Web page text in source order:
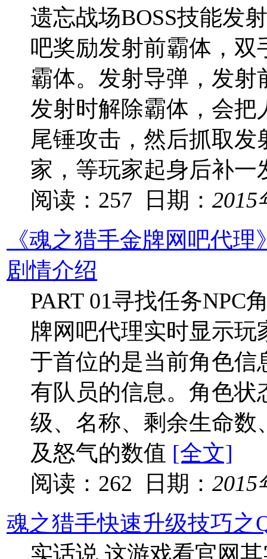
遗忘战场BOSS技能发
吧奖励发射前霸体，
霸体。发射导弹，发
发射时解除霸体，会
尾锤攻击，然后抓取
家，等玩家起身后补
阅读：257 日期： 2015
《魂之猎手金牌网吧代
剧情介绍
PART 01寻找任务NPC
牌网吧代理实时显示
于首位的是当前角色信
有队员的信息。角色状
级、名称、剩余生命数
及怒气的数值 [全文]
阅读：262 日期： 2015
魂之猎手快速升级技巧之
实话说 这游戏看官网